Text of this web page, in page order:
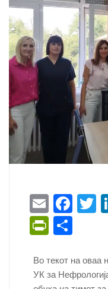
E
m
ai
l
F
e
b
T
Pr
tF
ri
ar
e
Во текот на оваа
УК за